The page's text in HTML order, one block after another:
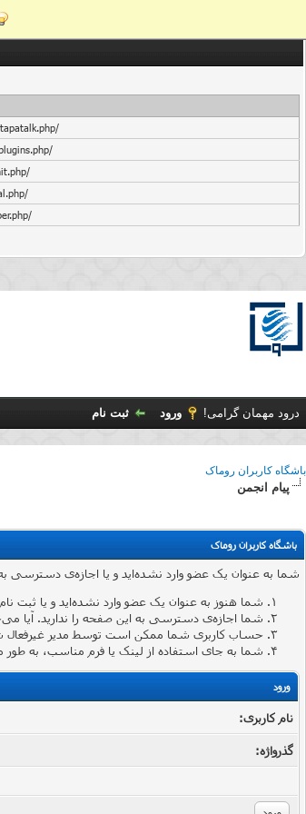
/inc/plugins/tapatalk.php
/inc/class_plugins.php
/inc/init.php
/global.php
/member.php
درود مهمان گرامی! ورود ثبت نام
باشگاه کاربران روماک
پیام انجمن
باشگاه کاربران روماک
شما به عنوان یک عضو وارد نشده‌اید و یا اجازه‌ی دسترسی
شما هنوز به عنوان یک عضو وارد نشده‌اید و یا ثبت
شما اجازه‌ی دسترسی به این صفحه را ندارید. آیا
حساب کاربری شما ممکن است توسط مدیر غیرفعال
شما به جای استفاده از لینک یا فرم مناسب، به
ورود
نام کاربری:
گذرواژه‌: